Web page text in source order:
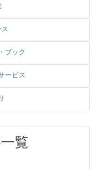
ブック
ービス
覧